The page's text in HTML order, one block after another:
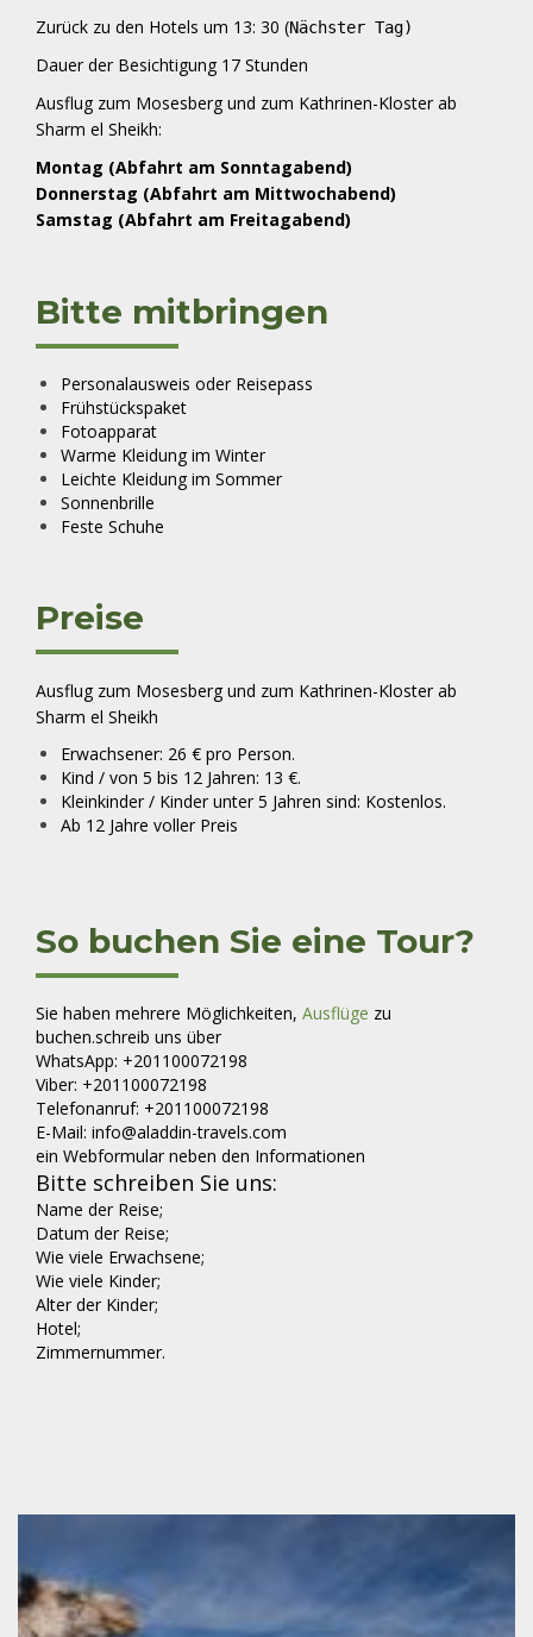
Zurück zu den Hotels um 13: 30 (Nächster Tag)
Dauer der Besichtigung 17 Stunden
Ausflug zum Mosesberg und zum Kathrinen-Kloster ab
Sharm el Sheikh:
Montag (Abfahrt am Sonntagabend)
Donnerstag (Abfahrt am Mittwochabend)
Samstag (Abfahrt am Freitagabend)
Bitte mitbringen
Personalausweis oder Reisepass
Frühstückspaket
Fotoapparat
Warme Kleidung im Winter
Leichte Kleidung im Sommer
Sonnenbrille
Feste Schuhe
Preise
Ausflug zum Mosesberg und zum Kathrinen-Kloster ab
Sharm el Sheikh
Erwachsener: 26 € pro Person.
Kind / von 5 bis 12 Jahren: 13 €.
Kleinkinder / Kinder unter 5 Jahren sind: Kostenlos.
Ab 12 Jahre voller Preis
So buchen Sie eine Tour?
Sie haben mehrere Möglichkeiten, Ausflüge zu
buchen.schreib uns über
WhatsApp: +201100072198
Viber: +201100072198
Telefonanruf: +201100072198
E-Mail: info@aladdin-travels.com
ein Webformular neben den Informationen
Bitte schreiben Sie uns:
Name der Reise;
Datum der Reise;
Wie viele Erwachsene;
Wie viele Kinder;
Alter der Kinder;
Hotel;
Zimmernummer.